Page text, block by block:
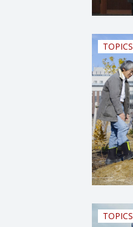
TOPICS
TOPICS